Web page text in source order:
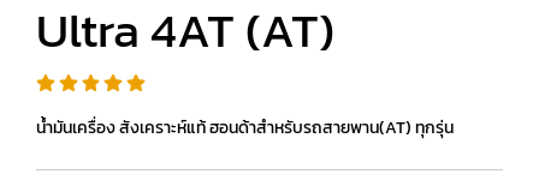
Ultra 4AT (AT)
น้ำมันเครื่อง สังเคราะห์แท้ ฮอนด้าสำหรับรถสายพาน(AT) ทุกรุ่น